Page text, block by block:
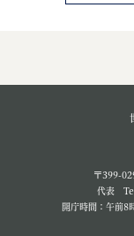
〒399-
代表
開庁時間：午前8